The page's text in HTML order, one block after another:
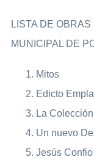
LISTA DE
MUNICIPAL DE
Mitos
Edicto
La
Un nuevo
Jesús Confio